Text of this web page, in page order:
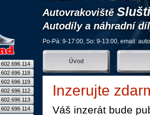
Autovrakoviště
Autodíly a náhradní
Po-Pá: 9-17:00, So: 9-13:00, email:
Úvod
Inzerujte
Váš inzerát bude
602 696 114
602 696 118
602 696 119
602 696 112
602 696 113
602 696 114